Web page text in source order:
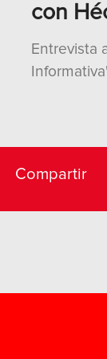
con
Entrevista
Compartir